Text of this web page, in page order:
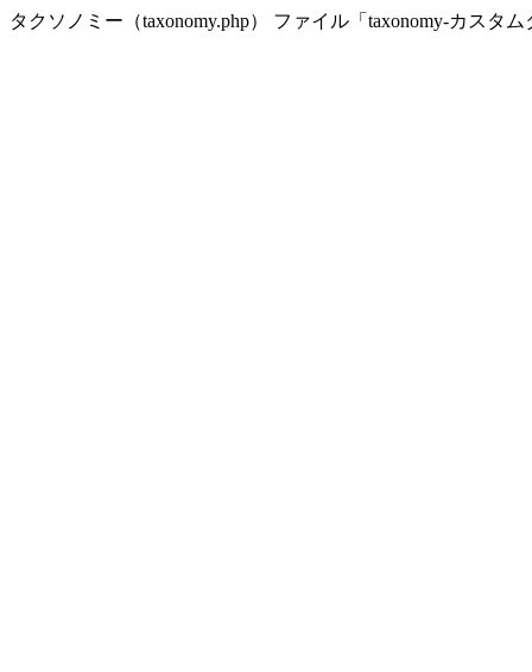
タクソノミー（taxonomy.php） ファイル「taxonomy-カスタ